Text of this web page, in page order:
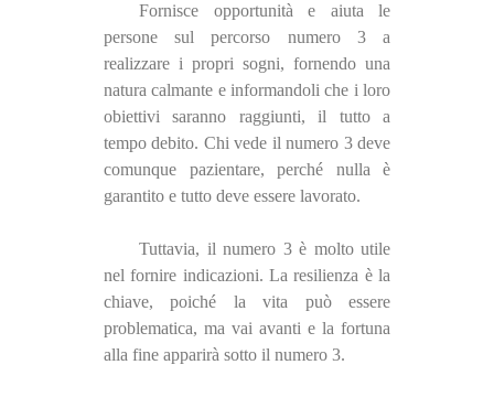
Fornisce opportunità e aiuta le
persone sul percorso numero 3 a
realizzare i propri sogni, fornendo una
natura calmante e informandoli che i loro
obiettivi saranno raggiunti, il tutto a
tempo debito. Chi vede il numero 3 deve
comunque pazientare, perché nulla è
garantito e tutto deve essere lavorato.
Tuttavia, il numero 3 è molto utile
nel fornire indicazioni. La resilienza è la
chiave, poiché la vita può essere
problematica, ma vai avanti e la fortuna
alla fine apparirà sotto il numero 3.